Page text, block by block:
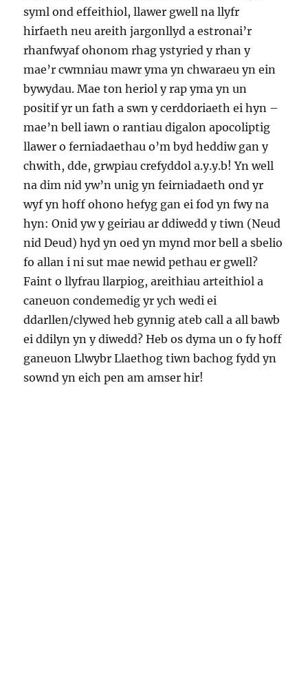
syml ond effeithiol, llawer gwell na llyfr
hirfaeth neu areith jargonllyd a estronai’r
rhanfwyaf ohonom rhag ystyried y rhan y
mae’r cwmniau mawr yma yn chwaraeu yn ein
bywydau. Mae ton heriol y rap yma yn un
positif yr un fath a swn y cerddoriaeth ei hyn –
mae’n bell iawn o rantiau digalon apocoliptig
llawer o ferniadaethau o’m byd heddiw gan y
chwith, dde, grwpiau crefyddol a.y.y.b! Yn well
na dim nid yw’n unig yn feirniadaeth ond yr
wyf yn hoff ohono hefyg gan ei fod yn fwy na
hyn: Onid yw y geiriau ar ddiwedd y tiwn (Neud
nid Deud) hyd yn oed yn mynd mor bell a sbelio
fo allan i ni sut mae newid pethau er gwell?
Faint o llyfrau llarpiog, areithiau arteithiol a
caneuon condemedig yr ych wedi ei
ddarllen/clywed heb gynnig ateb call a all bawb
ei ddilyn yn y diwedd? Heb os dyma un o fy hoff
ganeuon Llwybr Llaethog tiwn bachog fydd yn
sownd yn eich pen am amser hir!